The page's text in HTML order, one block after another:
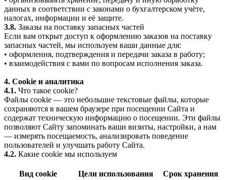
данных в соответствии с законами о бухгалтерском учёте,
налогах, информации и её защите.
3.8. Заказы на поставку запасных частей
Если вам открыт доступ к оформлению заказов на поставку
запасных частей, мы используем ваши данные для:
• оформления, подтверждения и передачи заказа в работу;
• взаимодействия с вами по вопросам исполнения заказа.
4. Cookie и аналитика
4.1. Что такое cookie?
Файлы cookie — это небольшие текстовые файлы, которые
сохраняются в вашем браузере при посещении Сайта и
содержат техническую информацию о посещении. Эти файлы
позволяют Сайту запоминать ваши визиты, настройки, а нам
— измерять посещаемость, анализировать поведение
пользователей и улучшать работу Сайта.
4.2. Какие cookie мы используем
Вид cookie Цели использования Срок хранения